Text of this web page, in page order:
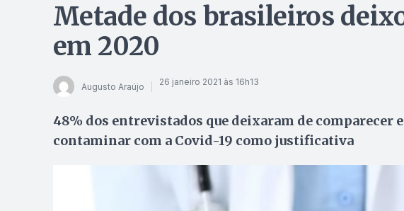
Metade dos brasileiros
em 2020
Augusto Araújo 26 janeiro 2021 às 16h13
48% dos entrevistados que deixaram de comparecer
contaminar com a Covid-19 como justificativa